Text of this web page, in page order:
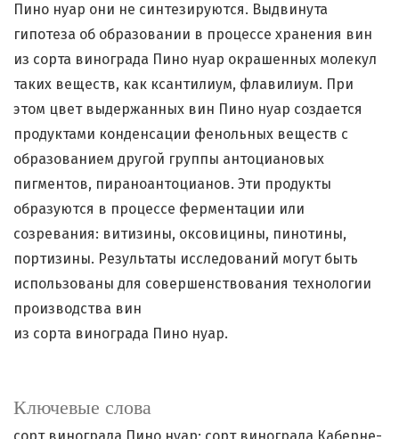
Ключевые слова
Пино нуар они не синтезируются. Выдвинута
гипотеза об образовании в процессе хранения вин
из сорта винограда Пино нуар окрашенных молекул
таких веществ, как ксантилиум, флавилиум. При
этом цвет выдержанных вин Пино нуар создается
продуктами конденсации фенольных веществ с
образованием другой группы антоциановых
пигментов, пираноантоцианов. Эти продукты
образуются в процессе ферментации или
созревания: витизины, оксовицины, пинотины,
портизины. Результаты исследований могут быть
использованы для совершенствования технологии
производства вин
из сорта винограда Пино нуар.